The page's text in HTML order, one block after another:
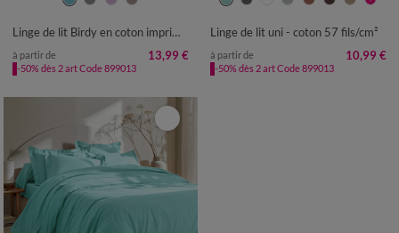
Linge de lit Birdy en coton imprimé oiseaux
à partir de 13,99 €
-50% dès 2 art Code 899013
Linge de lit uni - coton 57 fils/cm²
à partir de 10,99 €
-50% dès 2 art Code 899013